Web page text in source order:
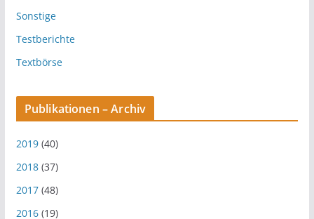
Sonstige
Testberichte
Textbörse
Publikationen – Archiv
2019(40)
2018(37)
2017(48)
2016(19)